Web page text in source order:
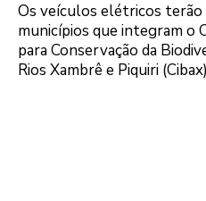
Os veículos elétricos
municípios que integram o
para Conservação da
Rios Xambrê e Piquiri